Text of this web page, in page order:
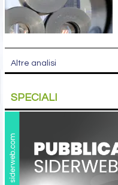
Altre analisi
SPECIALI